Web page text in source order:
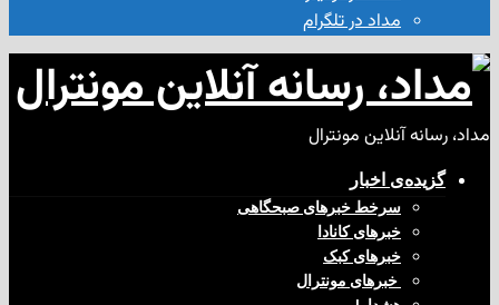
مداد در تلگرام
مونترال
اخبار
سرخط خبرهای صبحگاهی
خبرهای کانادا
خبرهای کبک
‌ خبرهای مونترال